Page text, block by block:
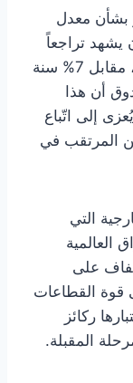
بشأن معدل
تراجعاً
ليصل إلى حوالي 5.3% في سنة 2025، مقابل 7% سنة
الصندوق أن هذا
إلى اتّباع
المرتقب في
التي
العالمية
على
قوة القطاعات
ركائز
المقبلة.